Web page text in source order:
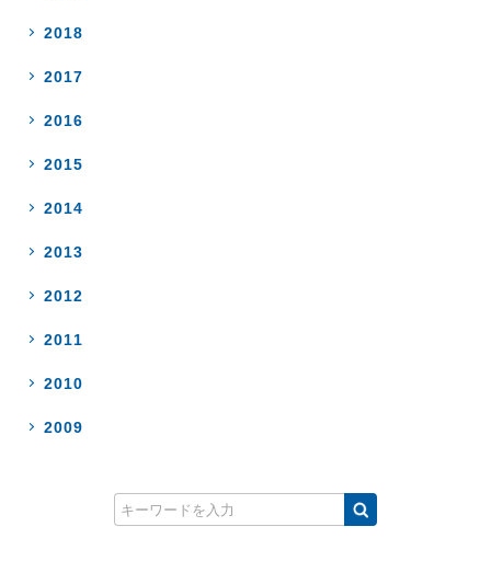
2018
2017
2016
2015
2014
2013
2012
2011
2010
2009